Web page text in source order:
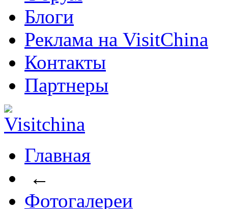
Блоги
Реклама на VisitChina
Контакты
Партнеры
Главная
←
Фотогалереи